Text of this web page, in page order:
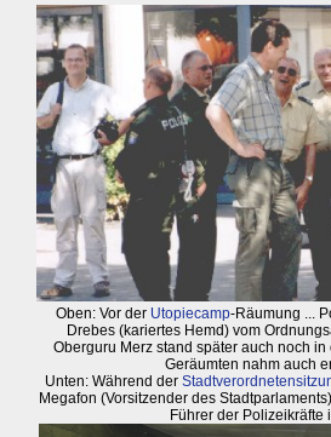
Oben: Vor der Utopiecamp-Räumung ...
Drebes (kariertes Hemd) vom
Oberguru Merz stand später auch noch
Geräumten nahm auch
Unten: Während der
Megafon (Vorsitzender des
Führer der Polizeikräfte